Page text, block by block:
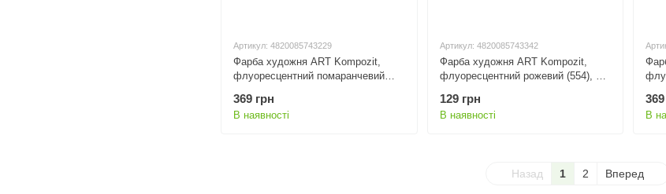
Артикул: 4820085743229
Фарба художня ART Kompozit,
флуоресцентний помаранчевий
369 грн
В наявності
Артикул: 4820085743342
Фарба художня ART Kompozit,
флуоресцентний рожевий (554), 75
129 грн
В наявності В
Назад 1 2 Вперед